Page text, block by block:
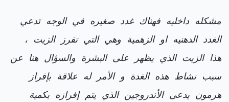
مشكله داخليه فهناك غدد صغيره في الوجه تدعي
الغدد الدهنيه او الزهمية وهي التي تفرز الزيت ،
هذا الزيت الذي يظهر على البشرة والسؤال هنا عن
سبب نشاط هذه الغدة و الأمر له علاقة بإفراز
هرمون يدعى الأندروجين الذي يتم إفرازه بكمية